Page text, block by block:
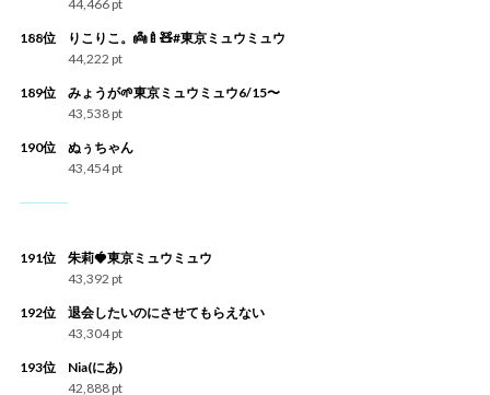
44,466 pt
188位
りこりこ。👼🍼🧸#東京ミュウミュウ
44,222 pt
189位
みょうが🌱東京ミュウミュウ6/15〜
43,538 pt
190位
ぬぅちゃん
43,454 pt
191位
朱莉🍓東京ミュウミュウ
43,392 pt
192位
退会したいのにさせてもらえない
43,304 pt
193位
Nia(にあ)
42,888 pt